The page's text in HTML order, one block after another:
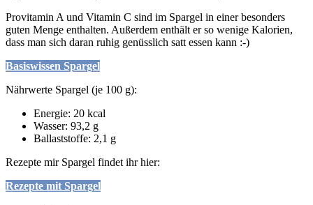
Provitamin A und Vitamin C sind im Spargel in einer besonders
guten Menge enthalten. Außerdem enthält er so wenige Kalorien,
dass man sich daran ruhig genüsslich satt essen kann :-)
Basiswissen Spargel
Nährwerte Spargel (je 100 g):
Energie: 20 kcal
Wasser: 93,2 g
Ballaststoffe: 2,1 g
Rezepte mir Spargel findet ihr hier:
Rezepte mit Spargel